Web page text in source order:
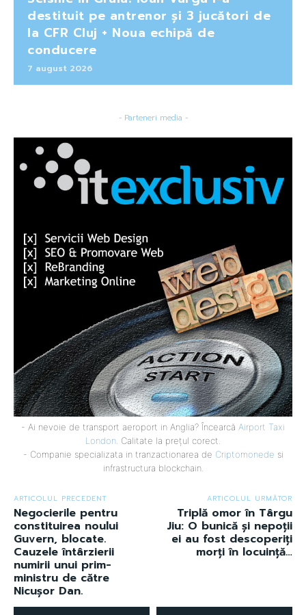
destituit pe antrenor și 3 jucători de
la CFR Cluj + Noua echipă de
conducere
7 august 2026
- Parteneri media -
- Ai nevoie de transport aeroport in Anglia? Încearcă Airport Taxi
London . Calitate la prețul corect.
- Companie specializata in tranzactionarea de Criptomonede si
infrastructura blockchain.
ARTICOLUL PRECEDENT
Negocierile pentru
constituirea noului
Guvern, blocate.
Cauzele întârzierii
numirii unui prim-
ministru de către
Nicușor Dan.
ARTICOLUL URMĂTOR
Triplă omor în Târgu
Jiu: O bunică și nepoții
ei au fost descoperiți
morți în locuință…